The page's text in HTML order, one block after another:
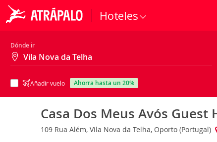
Hoteles
Dónde ir
Añadir vuelo ahorra hasta un 20%
Casa Dos Meus Avós Guest
109 Rua Além, Vila Nova da Telha, Oporto (Portugal)